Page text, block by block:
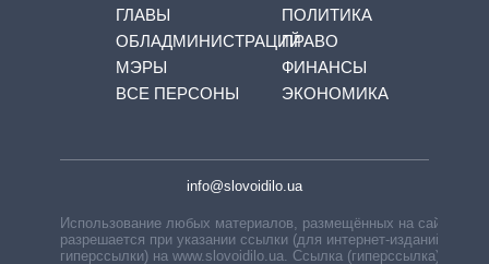
ГЛАВЫ
ОБЛАДМИНИСТРАЦИЙ
МЭРЫ
ВСЕ ПЕРСОНЫ
ПОЛИТИКА
ПРАВО
ФИНАНСЫ
ЭКОНОМИКА
info@slovoidilo.ua
Использование любых материалов, размещённых на сайте,
разрешается при указании ссылки (для интернет-изданий —
гиперссылки) на www.slovoidilo.ua. Ссылка (гиперссылка)